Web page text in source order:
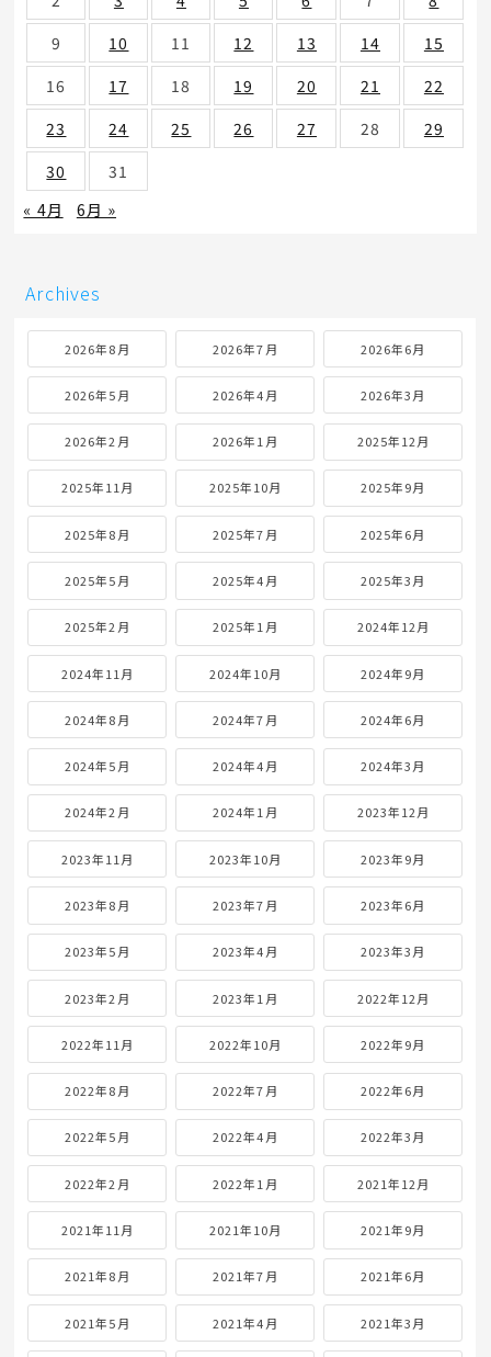
9
10 11 12 13 14
15
16
17 18 19 20 21
22
23
24 25 26 27 28
29
30
31
« 4月
6月 »
Archives
2026年8月 2026年7月 2026年6月
2026年5月 2026年4月 2026年3月
2026年2月 2026年1月 2025年12月
2025年11月 2025年10月 2025年9月
2025年8月 2025年7月 2025年6月
2025年5月 2025年4月 2025年3月
2025年2月 2025年1月 2024年12月
2024年11月 2024年10月 2024年9月
2024年8月 2024年7月 2024年6月
2024年5月 2024年4月 2024年3月
2024年2月 2024年1月 2023年12月
2023年11月 2023年10月 2023年9月
2023年8月 2023年7月 2023年6月
2023年5月 2023年4月 2023年3月
2023年2月 2023年1月 2022年12月
2022年11月 2022年10月 2022年9月
2022年8月 2022年7月 2022年6月
2022年5月 2022年4月 2022年3月
2022年2月 2022年1月 2021年12月
2021年11月 2021年10月 2021年9月
2021年8月 2021年7月 2021年6月
2021年5月 2021年4月 2021年3月